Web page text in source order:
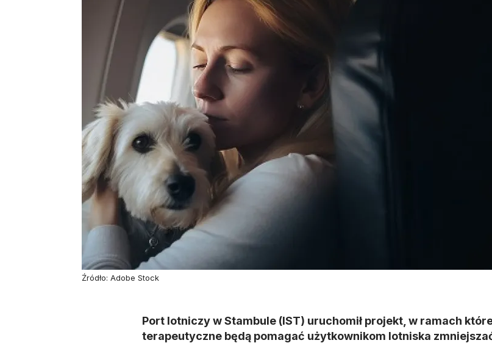
Źródło: Adobe Stock
Port lotniczy w Stambule (IST) uruchomił projekt, w ramach
terapeutyczne będą pomagać użytkownikom lotniska